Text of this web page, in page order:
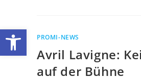
Werkzeugleiste
PROMI-NEWS
Avril Lavigne:
auf der Bühne